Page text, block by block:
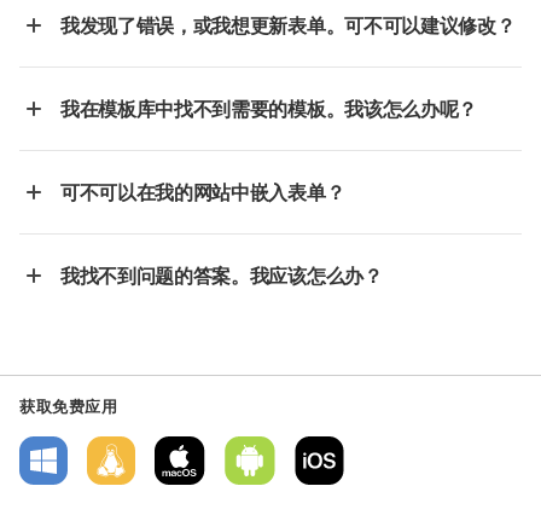
我发现了错误，或我想更新表单。可不可以建议修改？
我在模板库中找不到需要的模板。我该怎么办呢？
可不可以在我的网站中嵌入表单？
我找不到问题的答案。我应该怎么办？
获取免费应用